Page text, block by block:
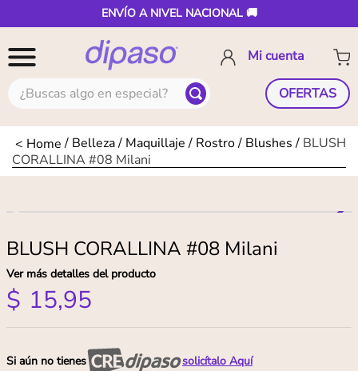
ENVÍO A NIVEL NACIONAL 🚚
¿Buscas algo en especial? OFERTAS
Belleza Maquillaje Rostro Blushes
BLUSH
CORALLINA #08 Milani
BLUSH CORALLINA #08 Milani
Ver más detalles del producto
$ 15,95
Si aún no tienes solicítalo Aquí